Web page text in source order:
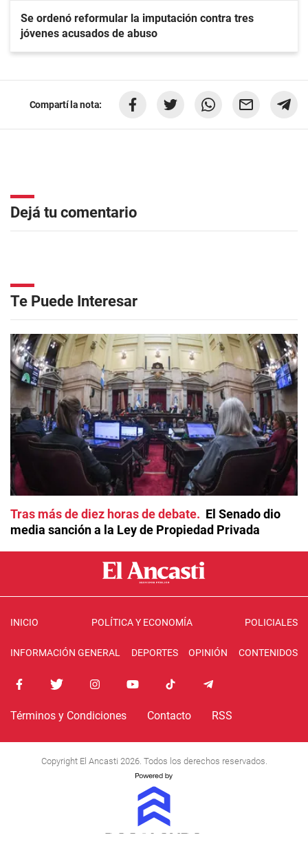
Se ordenó reformular la imputación contra tres
jóvenes acusados de abuso
Compartí la nota:
Dejá tu comentario
Te Puede Interesar
Tras más de diez horas de debate
El Senado dio
media sanción a la Ley de Propiedad Privada
INICIO POLÍTICA Y ECONOMÍA POLICIALES
INFORMACIÓN GENERAL DEPORTES OPINIÓN CONTENIDOS
Términos y Condiciones Contacto RSS
Copyright El Ancasti 2026. Todos los derechos reservados.